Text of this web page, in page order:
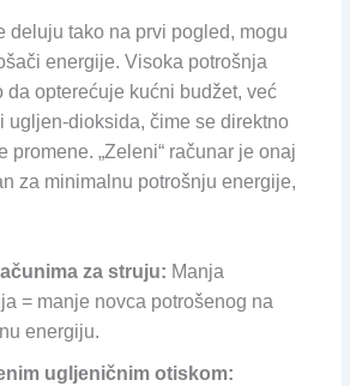
deluju tako na prvi pogled, mogu
energije. Visoka potrošnja
da opterećuje kućni budžet, već
ugljen-dioksida, čime se direktno
promene. „Zeleni“ računar je onaj
za minimalnu potrošnju energije,
za struju: Manja
= manje novca potrošenog na
energiju.
ugljeničnim otiskom: